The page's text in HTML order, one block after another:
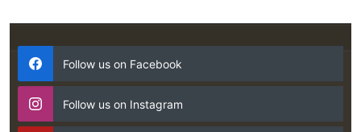
Follow us on Facebook
Follow us on Instagram